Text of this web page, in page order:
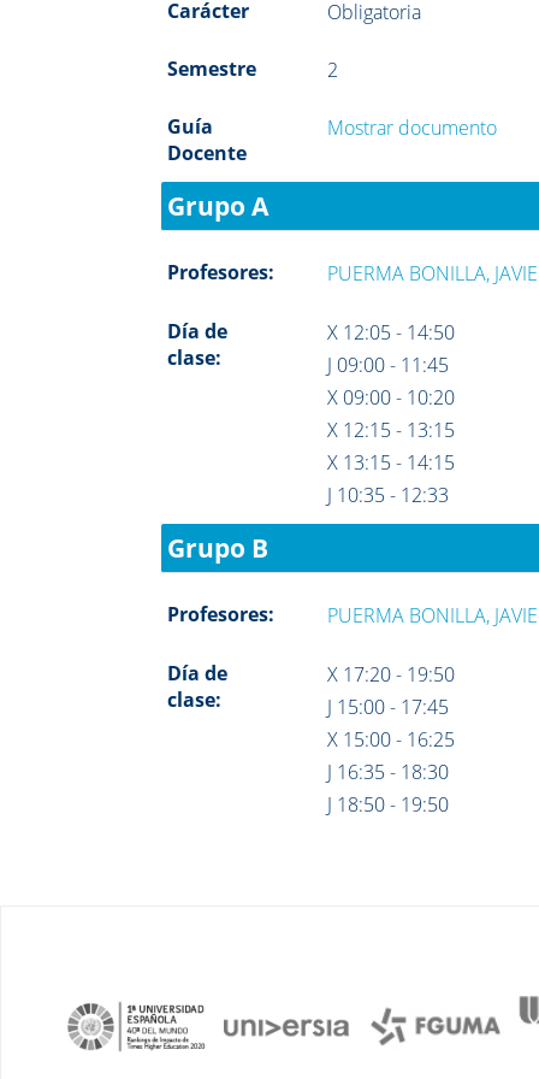
Carácter Obligatoria
Semestre 2
Guía
Docente
Mostrar documento
Grupo A
Profesores: PUERMA BONILLA,
Día de
clase:
X 12:05 - 14:50
J 09:00 - 11:45
X 09:00 - 10:20
X 12:15 - 13:15
X 13:15 - 14:15
J 10:35 - 12:33
Grupo B
Profesores: PUERMA BONILLA,
Día de
clase:
X 17:20 - 19:50
J 15:00 - 17:45
X 15:00 - 16:25
J 16:35 - 18:30
J 18:50 - 19:50